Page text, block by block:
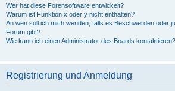
Wer hat diese Forensoftware entwickelt?
Warum ist Funktion x oder y nicht enthalten?
An wen soll ich mich wenden, falls es Beschwerden oder
Forum gibt?
Wie kann ich einen Administrator des Boards kontaktieren?
Registrierung und Anmeldung